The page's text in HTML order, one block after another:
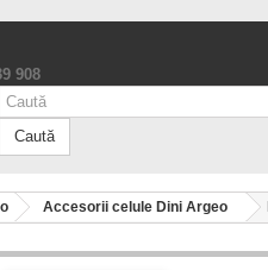
908
Caută
Accesorii celule Dini Argeo